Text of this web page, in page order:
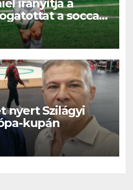
irányítja a
a socca-
nyert Szilágyi
kupán